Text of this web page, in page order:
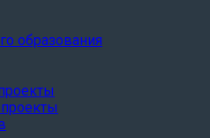
образования